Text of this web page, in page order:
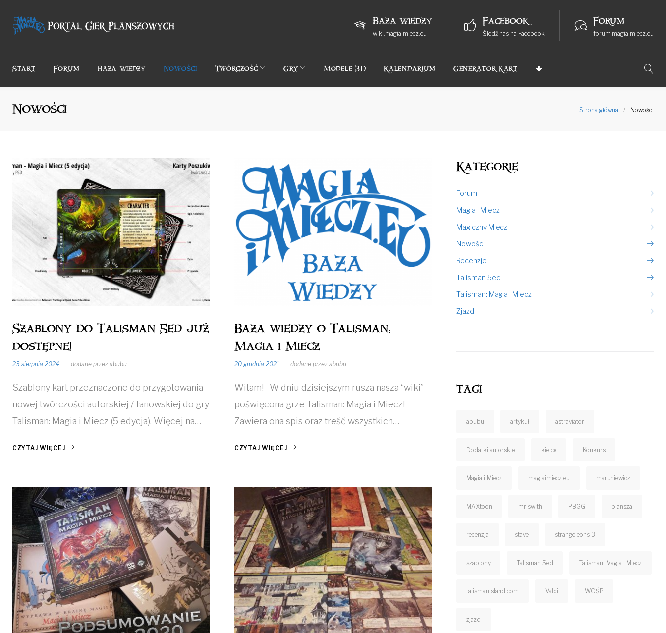
Baza wiedzy
wiki.magiaimiecz.eu
Facebook
Śledź nas na Facebook
Forum
forum.magiaimiecz.eu
Start Forum Baza wiedzy Nowości Twórczość Gry Modele 3D Kalendarium Generator Kart
Nowości Strona główna / Nowości
Nowości
Szablony do Talisman 5ed już
dostępne!
23 sierpnia 2024 dodane przez abubu
Szablony kart przeznaczone do przygotowania
nowej twórczości autorskiej / fanowskiej do gry
Talisman: Magia i Miecz (5 edycja). Więcej na…
CZYTAJ WIĘCEJ
Baza wiedzy o Talisman:
Magia i Miecz
20 grudnia 2021 dodane przez abubu
Witam! W dniu dzisiejszym rusza nasza “wiki”
poświęcona grze Talisman: Magia i Miecz!
Zawiera ona spis oraz treść wszystkich…
CZYTAJ WIĘCEJ
Kategorie
Forum
Magia i Miecz
Magiczny Miecz
Nowości
Recenzje
Talisman 5ed
Talisman: Magia i Miecz
Zjazd
tagi
abubu artykuł astraviator
Dodatki autorskie kielce Konkurs
Magia i Miecz magiaimiecz.eu maruniewicz
MAXtoon mriswith PBGG plansza
recenzja stave strange eons 3
szablony Talisman 5ed Talisman: Magia i Miecz
talismanisland.com Valdi WOŚP
zjazd